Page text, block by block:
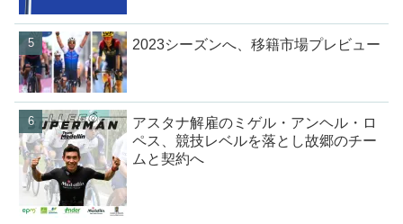
2023シーズンへ、移籍市場プレビュー
アスタナ解雇のミゲル・アンヘル・ロ
ペス、競技レベルを落とし故郷のチー
ムと契約へ